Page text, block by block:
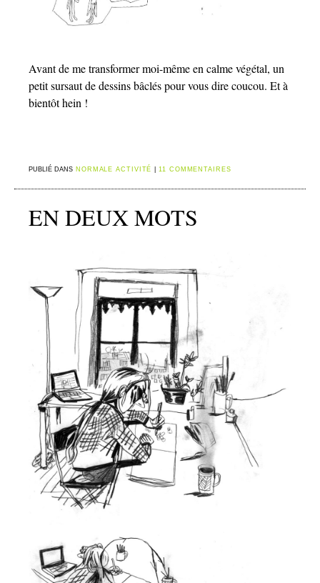
Avant de me transformer moi-même en calme végétal, un
petit sursaut de dessins bâclés pour vous dire coucou. Et à
bientôt hein !
PUBLIÉ DANS NORMALE ACTIVITÉ 11 COMMENTAIRES
EN DEUX MOTS